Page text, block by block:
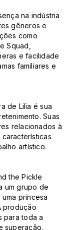
na indústria
gêneros e
como
Squad,
e facilidade
familiares e
de Lilia é sua
Suas
relacionados à
artístico.
the Pickle
um grupo de
princesa
produção
para toda a
superação.